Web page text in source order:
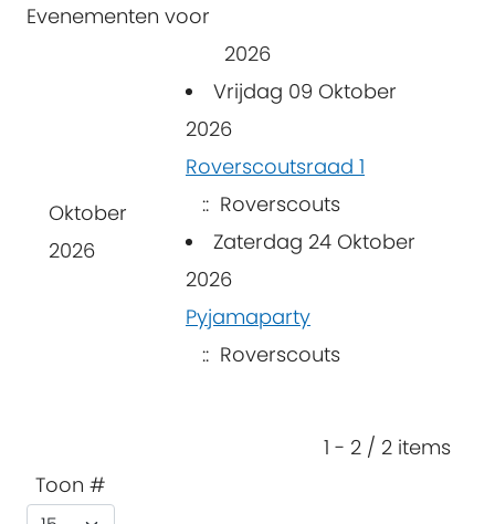
Evenementen voor
2026
Oktober
2026
Vrijdag 09 Oktober
2026
Roverscoutsraad 1
:: Roverscouts
Zaterdag 24 Oktober
2026
Pyjamaparty
:: Roverscouts
1 - 2 / 2 items
Toon #